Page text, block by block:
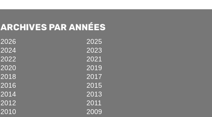
ARCHIVES PAR ANNÉES
2026
2025
2024
2023
2022
2021
2020
2019
2018
2017
2016
2015
2014
2013
2012
2011
2010
2009